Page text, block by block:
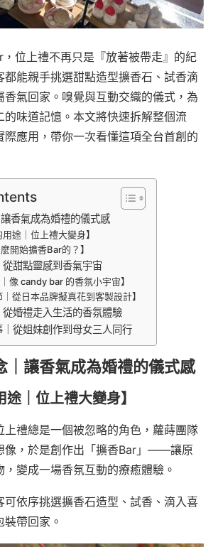
位上禮不再只是『放著被帶走』的紀
能親手挑選甜點造型擴香石、試香滴
香氣回家。嗅覺與互動交織的儀式，為
的味道記憶。本文將快速拆解整個流
際應用，帶你一次看懂這項全台首創的
香氣成為婚禮的儀式感
用途｜位上禮大變身】
麼開始擴香Bar的？】
甜點靈感到香氣宇宙
｜像 candy bar 的香氛小宇宙】
｜從日本品牌擬真花到客製設計】
婚禮走入生活的香氛體驗
｜從姐妹創作到母女三人同行
｜讓香氣成為婚禮的儀式感
途｜位上禮大變身】
上禮總是一個被忽略的角色，蘿蒔團隊
像，於是創作出「擴香Bar」——讓原
變成一場香氛互動的療癒體驗。
可依序挑選擴香石造型、試香、滴入喜
帶回家。